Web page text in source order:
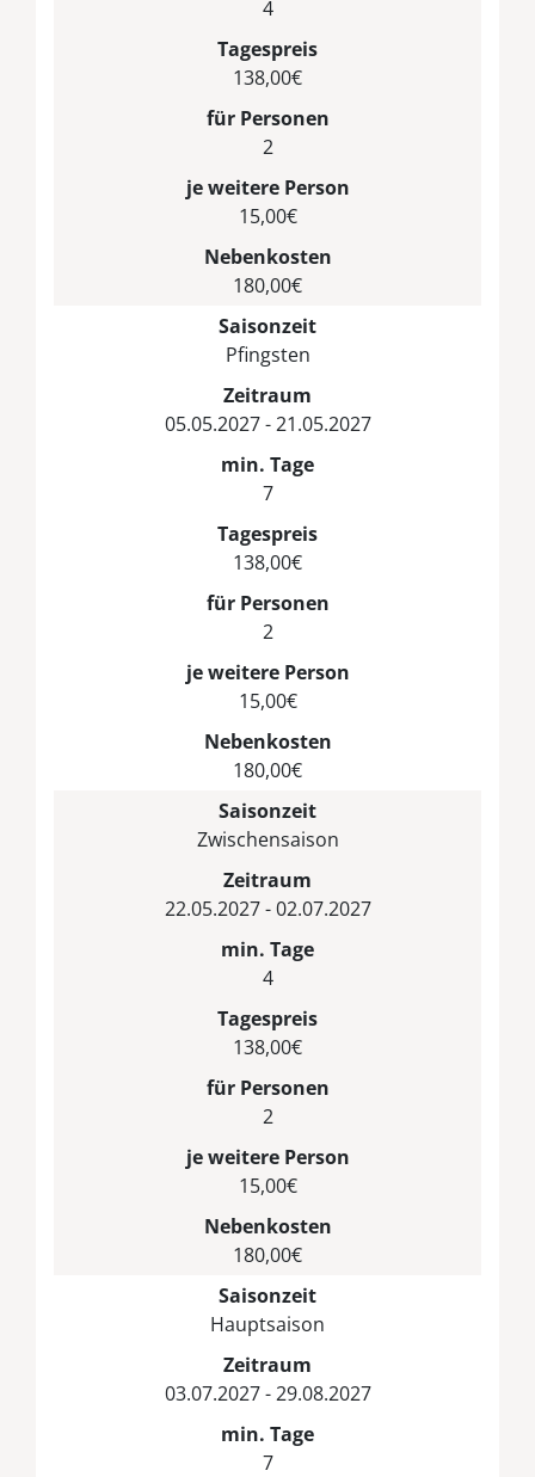
4
Tagespreis
138,00€
für Personen
2
je weitere Person
15,00€
Nebenkosten
180,00€
Saisonzeit
Pfingsten
Zeitraum
05.05.2027 - 21.05.2027
min. Tage
7
Tagespreis
138,00€
für Personen
2
je weitere Person
15,00€
Nebenkosten
180,00€
Saisonzeit
Zwischensaison
Zeitraum
22.05.2027 - 02.07.2027
min. Tage
4
Tagespreis
138,00€
für Personen
2
je weitere Person
15,00€
Nebenkosten
180,00€
Saisonzeit
Hauptsaison
Zeitraum
03.07.2027 - 29.08.2027
min. Tage
7